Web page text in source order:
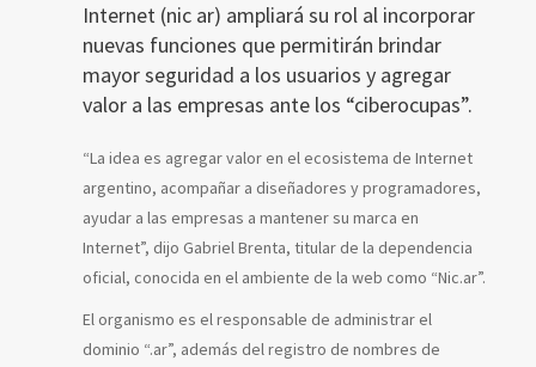
Internet (nic ar) ampliará su rol al incorporar
nuevas funciones que permitirán brindar
mayor seguridad a los usuarios y agregar
valor a las empresas ante los “ciberocupas”.
“La idea es agregar valor en el ecosistema de Internet
argentino, acompañar a diseñadores y programadores,
ayudar a las empresas a mantener su marca en
Internet”, dijo Gabriel Brenta, titular de la dependencia
oficial, conocida en el ambiente de la web como “Nic.ar”.
El organismo es el responsable de administrar el
dominio “.ar”, además del registro de nombres de